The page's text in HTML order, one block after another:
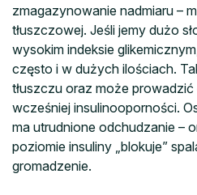
zmagazynowanie nadmiaru –
tłuszczowej. Jeśli jemy dużo
wysokim indeksie
często i w dużych ilościach.
tłuszczu oraz może
wcześniej insulinooporności.
ma utrudnione odchudzanie –
poziomie insuliny „blokuje”
gromadzenie.